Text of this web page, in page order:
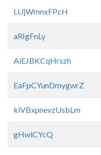
LUjWmnxFPcH
aRIgFnLy
AiEJBKCqHrszh
EaFpCYunDmygwrZ
kiVBxpnevzUsbLm
gHwlCYcQ